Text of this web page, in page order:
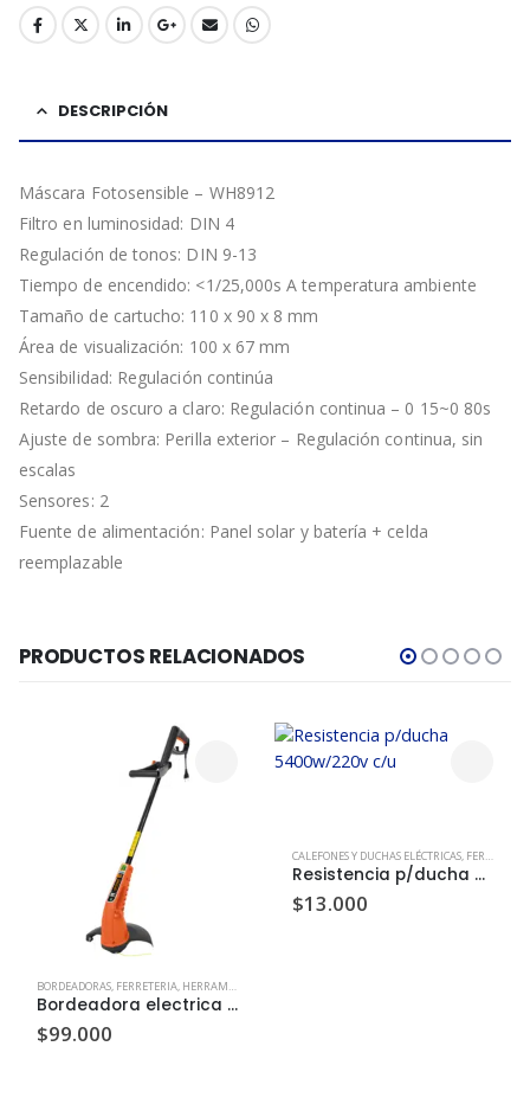
DESCRIPCIÓN
Máscara Fotosensible – WH8912
Filtro en luminosidad: DIN 4
Regulación de tonos: DIN 9-13
Tiempo de encendido: <1/25,000s A temperatura ambiente
Tamaño de cartucho: 110 x 90 x 8 mm
Área de visualización: 100 x 67 mm
Sensibilidad: Regulación continúa
Retardo de oscuro a claro: Regulación continua – 0 15~0 80s
Ajuste de sombra: Perilla exterior – Regulación continua, sin
escalas
Sensores: 2
Fuente de alimentación: Panel solar y batería + celda
reemplazable
PRODUCTOS RELACIONADOS
BORDEADORAS, FERRETERIA, HERRAMIENTAS
Bordeadora electrica 1500 w Tramontina
$99.000
CALEFONES Y DUCHAS ELÉCTRICAS, FERRETERIA
Resistencia p/ducha 5400w/220v c/u
$13.000